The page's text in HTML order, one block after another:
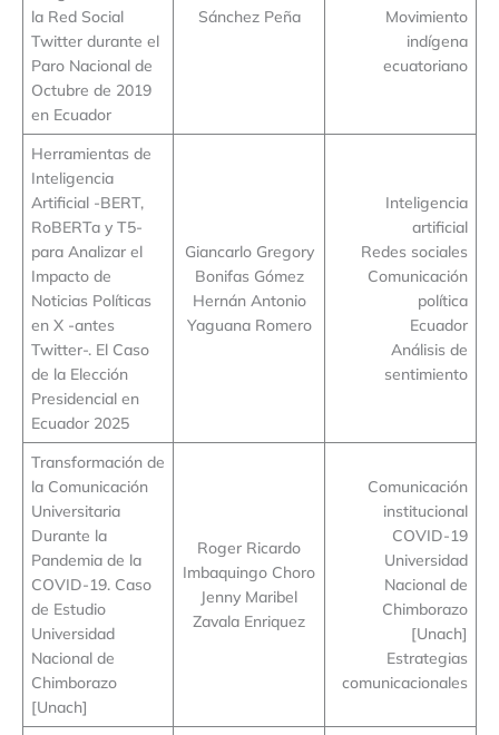
la Red Social
Twitter durante el
Paro Nacional de
Octubre de 2019
en Ecuador
Sánchez Peña
Movimiento
indígena
ecuatoriano
Herramientas de
Inteligencia
Artificial -BERT,
RoBERTa y T5-
para Analizar el
Impacto de
Noticias Políticas
en X -antes
Twitter-. El Caso
de la Elección
Presidencial en
Ecuador 2025
Giancarlo Gregory
Bonifas Gómez
Hernán Antonio
Yaguana Romero
Inteligencia
artificial
Redes sociales
Comunicación
política
Ecuador
Análisis de
sentimiento
Transformación de
la Comunicación
Universitaria
Durante la
Pandemia de la
COVID-19. Caso
de Estudio
Universidad
Nacional de
Chimborazo
[Unach]
Roger Ricardo
Imbaquingo Choro
Jenny Maribel
Zavala Enriquez
Comunicación
institucional
COVID-19
Universidad
Nacional de
Chimborazo
[Unach]
Estrategias
comunicacionales